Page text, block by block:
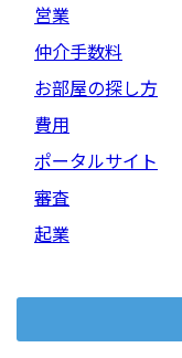
営業
仲介手数料
お部屋の探し方
費用
ポータルサイト
審査
起業